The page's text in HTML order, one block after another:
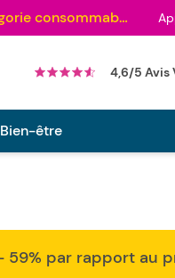
Au palmarès des meilleurs sites en 2024 et sacré n°1 en 2022 et 2023 ! ( Catégorie consommables)
4,6/5 Avis
être
59% par rapport au